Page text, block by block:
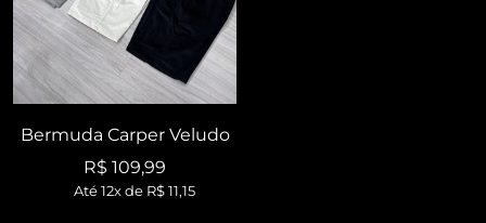
Bermuda Carper Veludo
Preço
promocional
R$ 109,99
Até 12x de R$ 11,15